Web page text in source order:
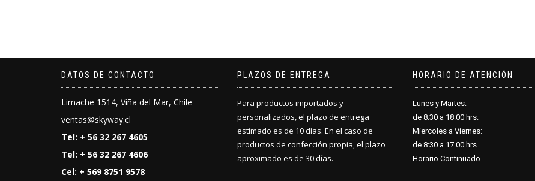
DATOS DE CONTACTO
Limache 1514, Viña del Mar, Chile
ventas@skyway.cl
Tel: + 56 32 267 4605
Tel: + 56 32 267 4606
Cel: + 569 8751 9578
PLAZOS DE ENTREGA
Para productos importados y
personalizados, el plazo de entrega
estimado es de 10 días. En el caso de
productos de confección propia, el plazo
aproximado es de 30 días.
HORARIO DE ATENCIÓN
Lunes y Martes:
de 8:30 a 18:00 hrs.
Miercoles a Viernes:
de 8:30 a 17 00 hrs.
Horario Continuado